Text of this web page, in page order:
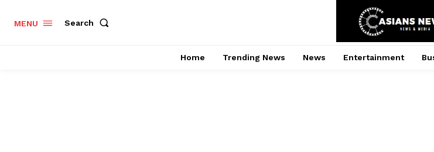
MENU Search
Home Trending News News Entertainment